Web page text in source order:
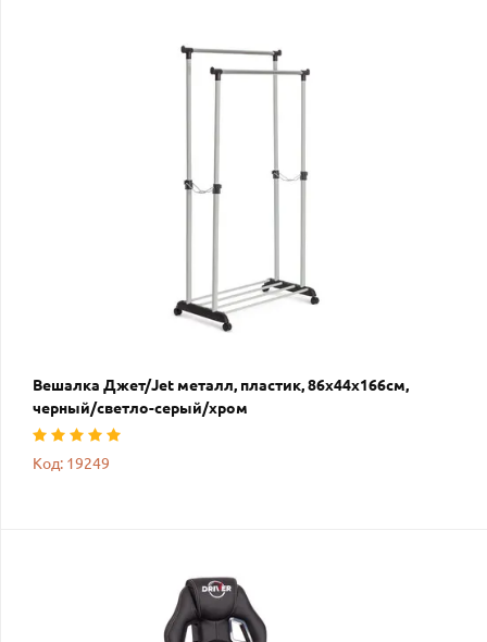
Вешалка Джет/Jet металл, пластик, 86х44х166см,
черный/светло-серый/хром
Код: 19249